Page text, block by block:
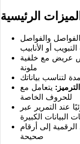
الميزات الرئيسية
والفواصل
أو الأنابيب
عريض مع خلفية
ملونة
لتناسب بياناتك
يتعامل مع UTF-8 و Latin-1 والترميزات الأخرى
للحروف الخاصة
عند التمرير عبر
البيانات الكبيرة
إلى أرقام
صحيحة